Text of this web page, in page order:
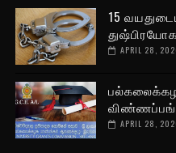
15
APRIL 28,
APRIL 28,